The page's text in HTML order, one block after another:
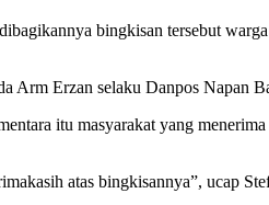
bingkisan tersebut
Arm Erzan selaku Danpos Napan
itu masyarakat yang
atas bingkisannya”, ucap